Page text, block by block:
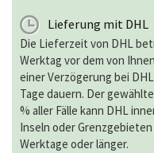
Lieferung mit DHL
Die Lieferzeit von DHL
Werktag vor dem von
einer Verzögerung bei
Tage dauern. Der
% aller Fälle kann DHL
Inseln oder
Werktage oder länger.